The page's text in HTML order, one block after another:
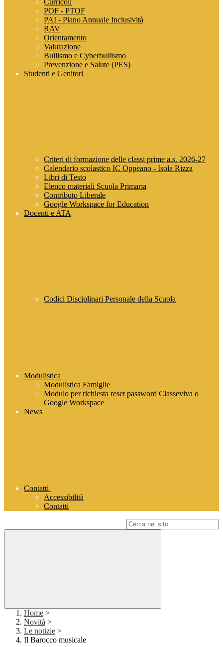
Curricoli
POF - PTOF
PAI - Piano Annuale Inclusività
RAV
Orientamento
Valutazione
Bullismo e Cyberbullismo
Prevenzione e Salute (PES)
Studenti e Genitori
Criteri di formazione delle classi prime a.s. 2026-27
Calendario scolastico IC Oppeano - Isola Rizza
Libri di Testo
Elenco materiali Scuola Primaria
Contributo Liberale
Google Workspace for Education
Docenti e ATA
Codici Disciplinari Personale della Scuola
Modulistica
Modulistica Famiglie
Modulo per richiesta reset password Classeviva o
Google Workspace
News
Contatti
Accessibilità
Contatti
Home >
Novità >
Le notizie >
Il Barocco musicale